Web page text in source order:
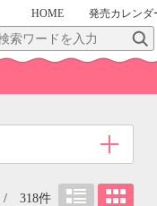
HOME 発売カレンダ
/ 318件